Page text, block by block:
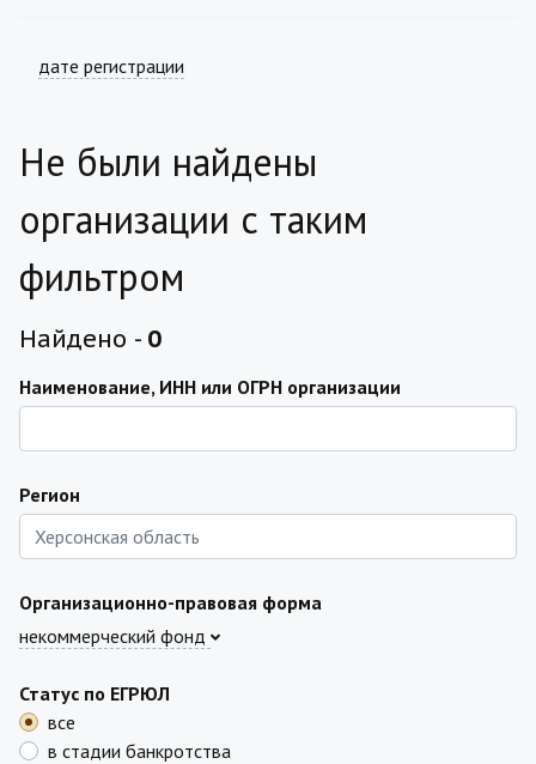
дате регистрации
Не были найдены
организации с таким
фильтром
Найдено - 0
Наименование, ИНН или ОГРН организации
Регион
Организационно-правовая форма
некоммерческий фонд
Статус по ЕГРЮЛ
все
в стадии банкротства